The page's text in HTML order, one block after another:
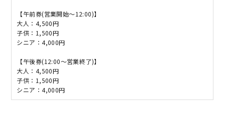
【午前券(営業開始～12:00)】
大人：4,500円
子供：1,500円
シニア：4,000円
【午後券(12:00～営業終了)】
大人：4,500円
子供：1,500円
シニア：4,000円